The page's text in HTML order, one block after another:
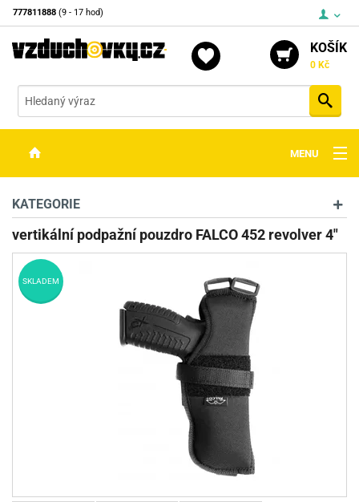
777811888 (9 - 17 hod)
KOŠÍK
0 Kč
MENU
OPTIKA
STŘELIVO
PŘÍSLUŠENSTVÍ
KATEGORIE
vertikální podpažní pouzdro FALCO 452 revolver 4"
SKLADEM